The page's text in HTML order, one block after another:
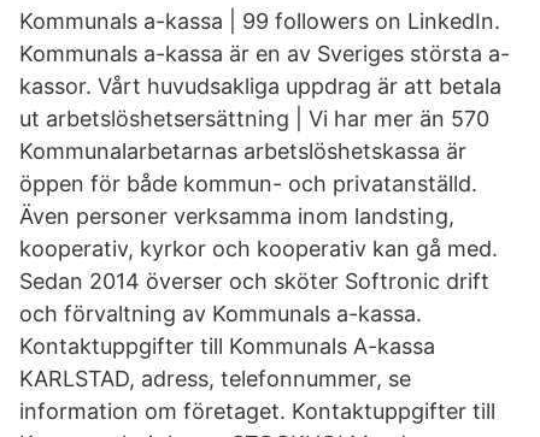
Kommunals a-kassa | 99 followers on LinkedIn.
Kommunals a-kassa är en av Sveriges största a-
kassor. Vårt huvudsakliga uppdrag är att betala
ut arbetslöshetsersättning | Vi har mer än 570
Kommunalarbetarnas arbetslöshetskassa är
öppen för både kommun- och privatanställd.
Även personer verksamma inom landsting,
kooperativ, kyrkor och kooperativ kan gå med.
Sedan 2014 överser och sköter Softronic drift
och förvaltning av Kommunals a-kassa.
Kontaktuppgifter till Kommunals A-kassa
KARLSTAD, adress, telefonnummer, se
information om företaget. Kontaktuppgifter till